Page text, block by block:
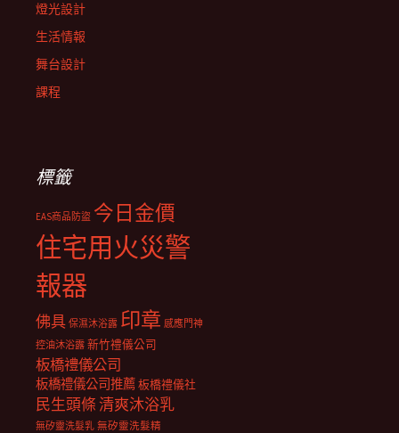
燈光設計
生活情報
舞台設計
課程
標籤
EAS商品防盜 今日金價
住宅用火災警
報器
佛具 保濕沐浴露 印章 感應門神
控油沐浴露 新竹禮儀公司
板橋禮儀公司
板橋禮儀公司推薦板橋禮儀社
民生頭條清爽沐浴乳
無矽靈洗髮乳 無矽靈洗髮精